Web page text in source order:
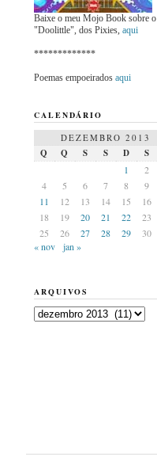
Baixe o meu Mojo Book sobre o
"Doolittle", dos Pixies, aqui
*************
Poemas empoeirados aqui
CALENDÁRIO
DEZEMBRO 2013
Q Q S S D S
1
2
4
5 6 7 8 9
11
12 13 14 15 16
18
19 20 21 22 23
25
26 27 28 29 30
« nov
jan »
ARQUIVOS
Arquivos